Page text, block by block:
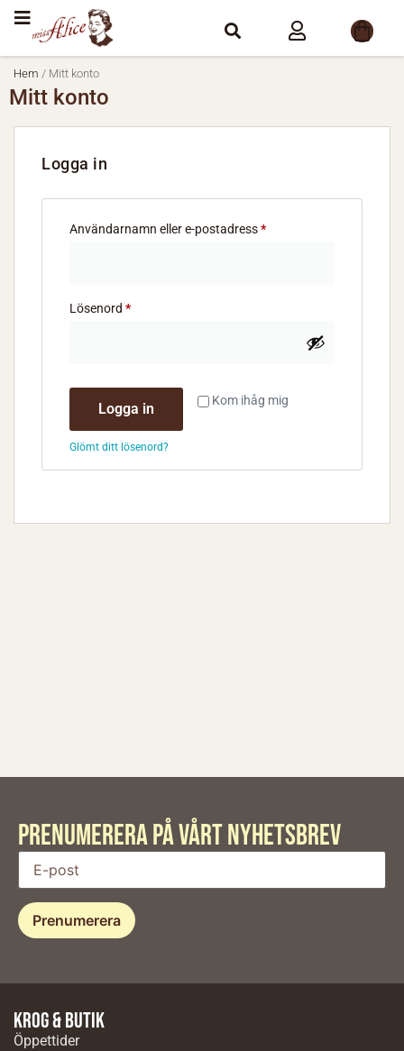
Hem / Mitt konto
Mitt konto
Logga in
Användarnamn eller e-postadress*
Lösenord *
Kom ihåg mig
Logga in
Glömt ditt lösenord?
PRENUMERERA PÅ VÅRT Nyhetsbrev
Krog & butik
Öppettider